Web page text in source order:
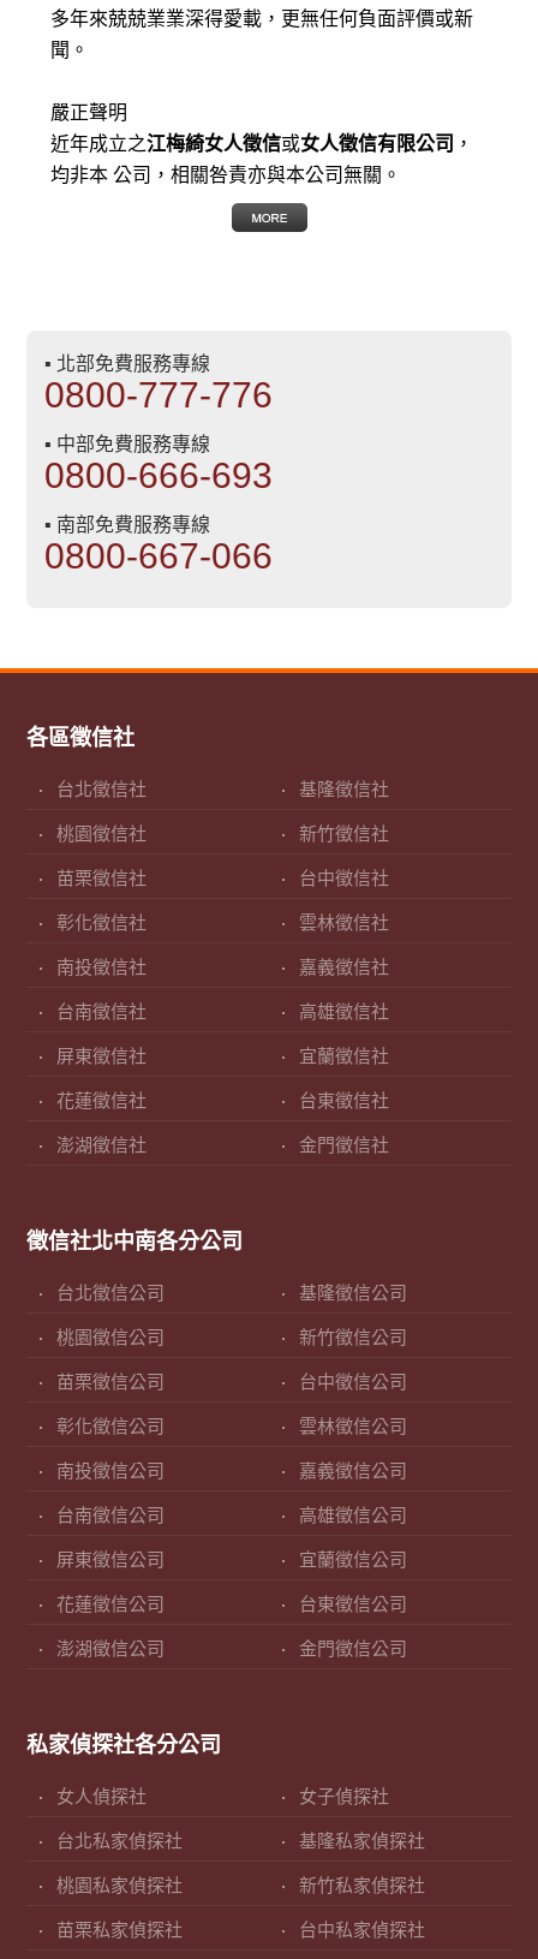
多年來兢兢業業深得愛載，更無任何負面評價或新
聞。
嚴正聲明
近年成立之江梅綺女人徵信或女人徵信有限公司 ，
均非本 公司，相關咎責亦與本公司無關。
▪ 北部免費服務專線
0800-777-776
▪ 中部免費服務專線
0800-666-693
▪ 南部免費服務專線
0800-667-066
各區徵信社
台北徵信社 基隆徵信社
桃園徵信社 新竹徵信社
苗栗徵信社 台中徵信社
彰化徵信社 雲林徵信社
南投徵信社 嘉義徵信社
台南徵信社 高雄徵信社
屏東徵信社 宜蘭徵信社
花蓮徵信社 台東徵信社
澎湖徵信社 金門徵信社
徵信社北中南各分公司
台北徵信公司 基隆徵信公司
桃園徵信公司 新竹徵信公司
苗栗徵信公司 台中徵信公司
彰化徵信公司 雲林徵信公司
南投徵信公司 嘉義徵信公司
台南徵信公司 高雄徵信公司
屏東徵信公司 宜蘭徵信公司
花蓮徵信公司 台東徵信公司
澎湖徵信公司 金門徵信公司
私家偵探社各分公司
女人偵探社 女子偵探社
台北私家偵探社 基隆私家偵探社
桃園私家偵探社 新竹私家偵探社
苗栗私家偵探社 台中私家偵探社